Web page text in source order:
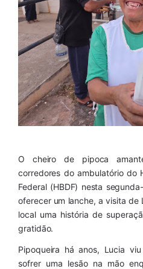
O cheiro de pipoca
corredores do ambulatório do
Federal (HBDF) nesta
oferecer um lanche, a visita de
local uma história de
gratidão.
Pipoqueira há anos, Lucia
sofrer uma lesão na mão